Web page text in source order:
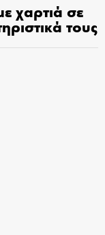
χαρτιά σε
τους